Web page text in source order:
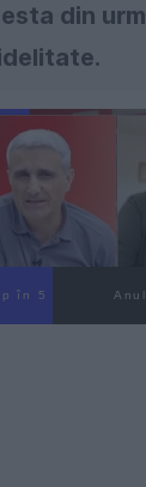
din
în 3